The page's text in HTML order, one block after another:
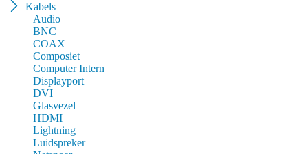
Kabels
Audio
BNC
COAX
Composiet
Computer Intern
Displayport
DVI
Glasvezel
HDMI
Lightning
Luidspreker